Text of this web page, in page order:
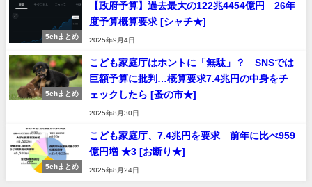
5chまとめ
【政府予算】過去最大の122兆4454億円 26年
度予算概算要求 [シャチ★]
2025年9月4日
5chまとめ
こども家庭庁はホントに「無駄」？ SNSでは
巨額予算に批判…概算要求7.4兆円の中身をチ
ェックしたら [蚤の市★]
2025年8月30日
5chまとめ
こども家庭庁、7.4兆円を要求 前年に比べ959
億円増 ★3 [お断り★]
2025年8月24日